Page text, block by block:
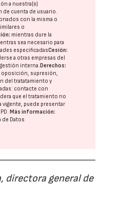
a nuestra(s)
cuenta de usuario.
con la misma o
o
mientras dure la
sea necesario para
especificadasCesión:
a otras empresas del
interna.Derechos:
supresión,
del tratatamiento y
contacte con
que el tratamiento no
vigente, puede presentar
.Más información:
Datos
directora general de